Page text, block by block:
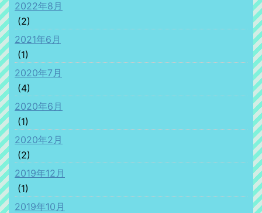
2022年8月
(2)
2021年6月
(1)
2020年7月
(4)
2020年6月
(1)
2020年2月
(2)
2019年12月
(1)
2019年10月